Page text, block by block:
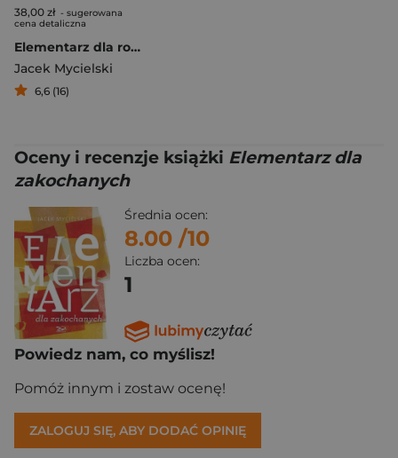
38,00 zł - sugerowana
cena detaliczna
Elementarz dla rodziców
Jacek Mycielski
6,6 (16)
Oceny i recenzje książki Elementarz dla
zakochanych
Średnia ocen:
8.00 /10
Liczba ocen:
1
Powiedz nam, co myślisz!
Pomóż innym i zostaw ocenę!
ZALOGUJ SIĘ, ABY DODAĆ OPINIĘ